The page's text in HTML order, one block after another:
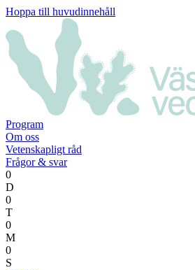
Hoppa till huvudinnehåll
Program
Om oss
Vetenskapligt råd
Frågor & svar
0
D
0
T
0
M
0
S